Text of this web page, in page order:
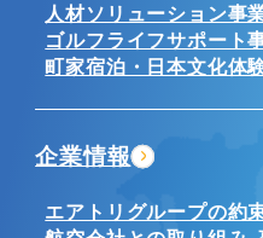
人材ソリューション事
ゴルフライフサポート
町家宿泊・日本文化体
企業情報
エアトリグループの約